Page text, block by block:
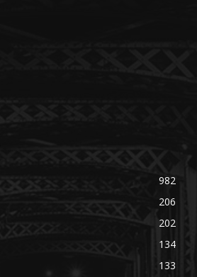
982
206
202
134
133